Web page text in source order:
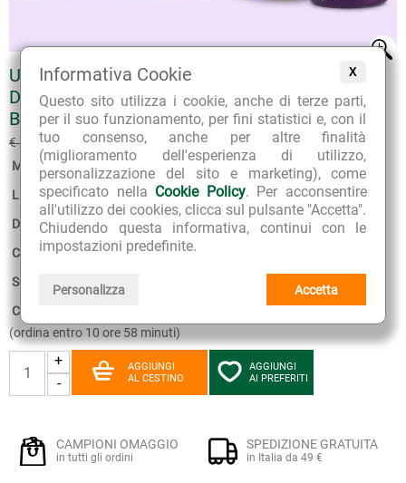
X
Informativa Cookie
Questo sito utilizza i cookie, anche di terze parti,
per il suo funzionamento, per fini statistici e, con il
tuo consenso, anche per altre finalità
(miglioramento dell'esperienza di utilizzo,
personalizzazione del sito e marketing), come
specificato nella Cookie Policy. Per acconsentire
all'utilizzo dei cookies, clicca sul pulsante "Accetta".
Chiudendo questa informativa, continui con le
impostazioni predefinite.
Personalizza Accetta
ULTRA PEP PROGRAMMA 2 FASI - SLIM -
DRENA DEPURA SGONFIA GUSTO ANANAS +
BRUCIAGRASSI FORTE
€ 64.00 € 44.80(sconto 30%)
Marca:
Bios Line
Linea: Ultra Pep
Disponibilità:1
Confezione:500 ml con misurino dosatore + 60 compresse
Scadenza:
30-04-2028
Consegna stimata:
(ordina entro 10 ore 58 minuti)
+
-
AGGIUNGI
AL CESTINO
AGGIUNGI
AI PREFERITI
CAMPIONI OMAGGIO
in tutti gli ordini
SPEDIZIONE GRATUITA
in Italia da 49 €